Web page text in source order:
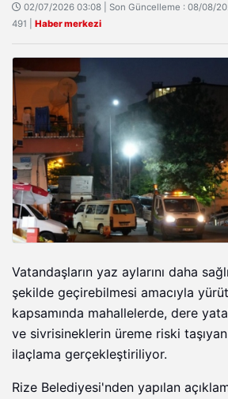
02/07/2026 03:08 | Son Güncelleme : 08/08/
491 | Haber merkezi
Vatandaşların yaz aylarını daha
şekilde geçirebilmesi amacıyla
kapsamında mahallelerde, dere
ve sivrisineklerin üreme riski
ilaçlama gerçekleştiriliyor.
Rize Belediyesi'nden yapılan